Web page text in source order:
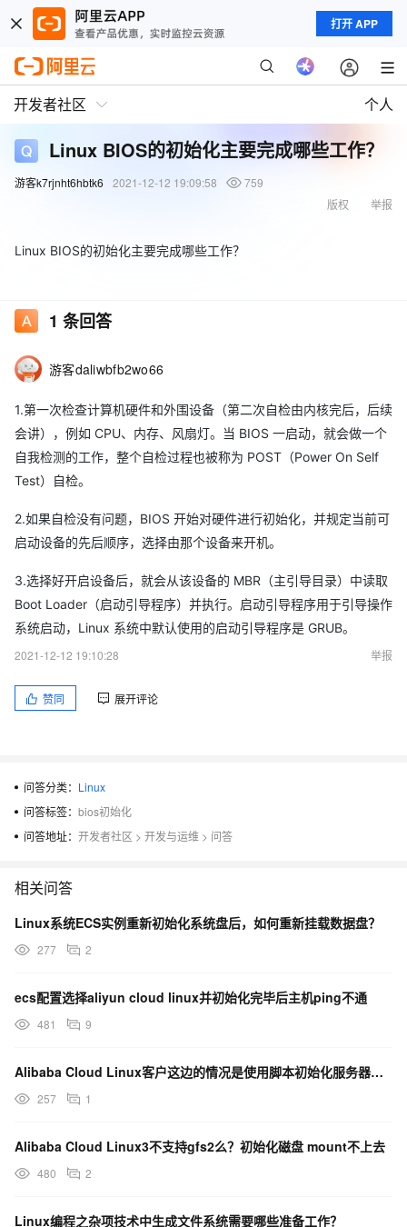
打开 APP
开发者社区 个人
Linux BIOS的初始化主要完成哪些工作？
游客k7rjnht6hbtk6 2021-12-12 19:09:58
759
举报
版权
Linux BIOS的初始化主要完成哪些工作？
1 条回答
游客daliwbfb2wo66
1.第一次检查计算机硬件和外围设备（第二次自检由内核完后，后续
会讲），例如 CPU、内存、风扇灯。当 BIOS 一启动，就会做一个
自我检测的工作，整个自检过程也被称为 POST（Power On Self
Test）自检。
2.如果自检没有问题，BIOS 开始对硬件进行初始化，并规定当前可
启动设备的先后顺序，选择由那个设备来开机。
3.选择好开启设备后，就会从该设备的 MBR（主引导目录）中读取
Boot Loader（启动引导程序）并执行。启动引导程序用于引导操作
系统启动，Linux 系统中默认使用的启动引导程序是 GRUB。
2021-12-12 19:10:28
举报
赞同 展开评论
问答分类： Linux
问答标签： bios初始化
问答地址： 开发者社区 > 开发与运维 > 问答
相关问答
Linux系统ECS实例重新初始化系统盘后，如何重新挂载数据盘？
277 2
ecs配置选择aliyun cloud linux并初始化完毕后主机ping不通
481 9
Alibaba Cloud Linux客户这边的情况是使用脚本初始化服务器，脚本中使用了？
257 1
Alibaba Cloud Linux3不支持gfs2么？初始化磁盘 mount不上去
480 2
Linux编程之杂项技术中生成文件系统需要哪些准备工作？